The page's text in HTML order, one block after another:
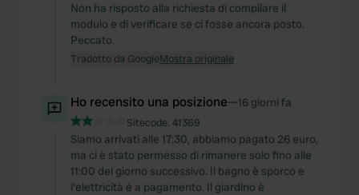
Non ha risposto alla richiesta di compilare il
modulo e di verificare se ci fosse ancora posto.
Peccato.
Tradotto da GoogleMostra originale
Ho recensito una posizione—16 giorni fa
Sitecode: 41369
Siamo arrivati alle 17:30, abbiamo pagato 26 euro,
ma ci è stato permesso di rimanere solo fino alle
11:00 del giorno successivo. Il bagno è sporco e
l'elettricità è a pagamento. Il giardino è